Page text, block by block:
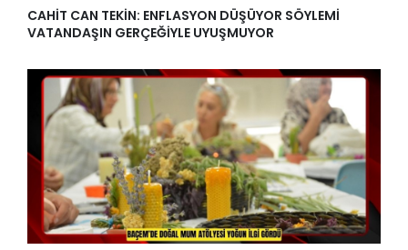
CAHİT CAN TEKİN: ENFLASYON DÜŞÜYOR SÖYLEMİ
VATANDAŞIN GERÇEĞİYLE UYUŞMUYOR